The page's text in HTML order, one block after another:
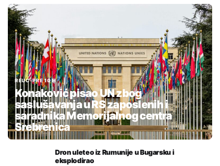
REUC•PRE 10 H
Konaković pisao UN zbog
saslušavanja u RS zaposlenih i
saradnika Memorijalnog centra
Srebrenica
Dron uleteo iz Rumunije u Bugarsku i
eksplodirao